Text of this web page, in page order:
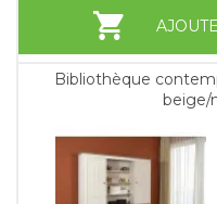
Bibliothèque
beige/